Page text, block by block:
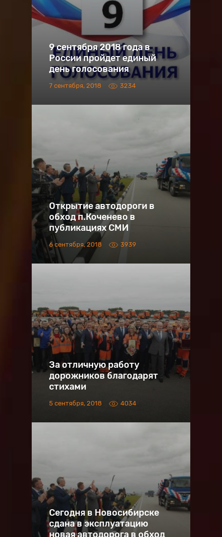
9 сентября 2018 года в
России пройдет единый
день голосования
7 сентября, 2018 3234
Открытие автодороги в
обход п.Коченево в
публикациях СМИ
6 сентября, 2018 3939
За отличную работу
дорожников благодарят
стихами
5 сентября, 2018 4034
Сегодня в Новосибирске
сдана в эксплуатацию
новая автодорога в обход